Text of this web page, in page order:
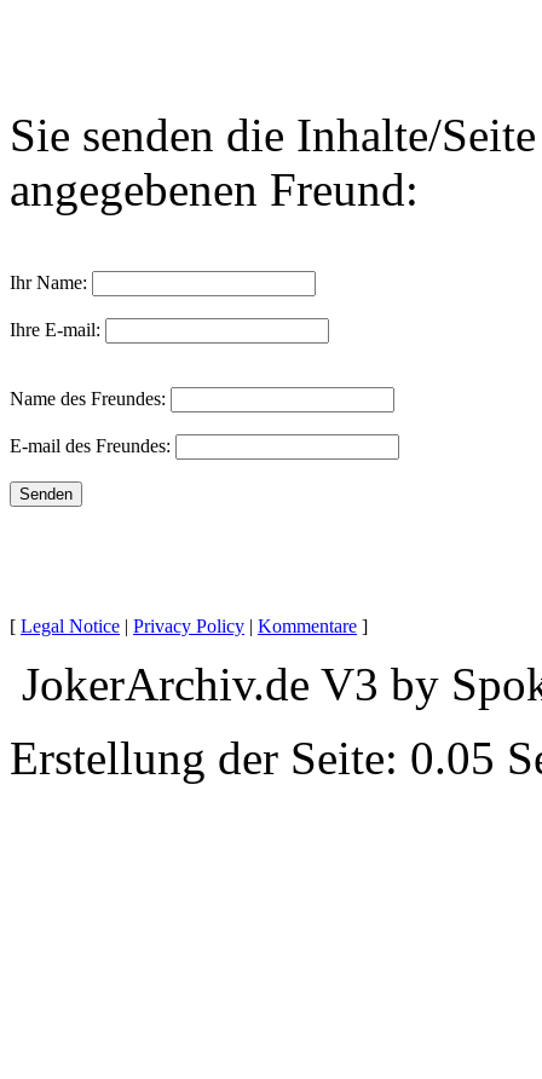
Sie senden die Inhalte/
angegebenen Freund:
Ihr Name:
Ihre E-mail:
Name des Freundes:
E-mail des Freundes:
[ Legal Notice | Privacy Policy | Kommentare ]
JokerArchiv.de V3 by
Erstellung der Seite: 0.05